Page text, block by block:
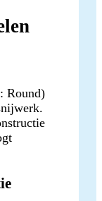
Round)